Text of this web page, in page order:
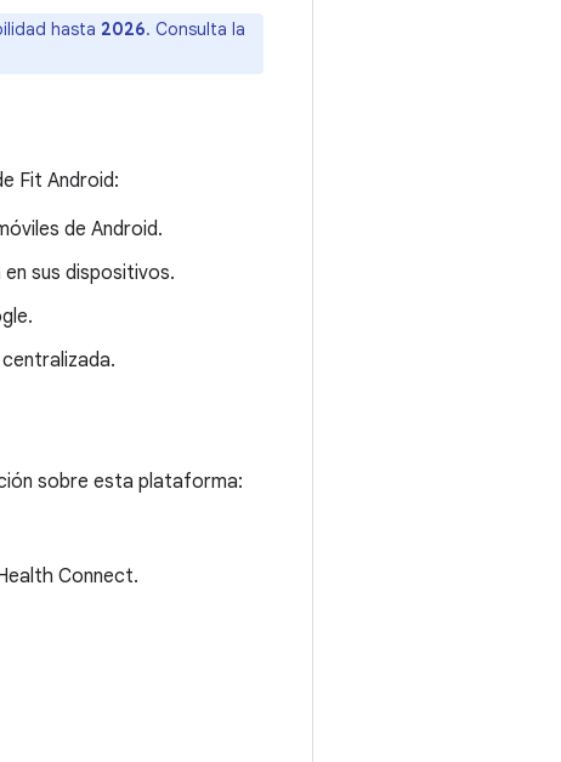
hasta 2026. Consulta la
Fit Android:
de Android.
sus dispositivos.
sobre esta plataforma:
Connect.